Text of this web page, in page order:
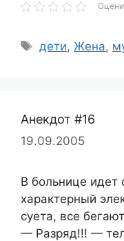
Метки
дети,Жена,
Анекдот #16
19.09.2005
В больнице идет
характерный
суета, все
— Разряд!!! —